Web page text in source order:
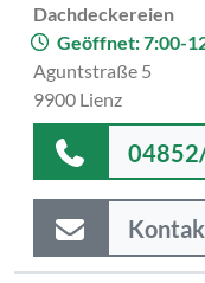
Dachdeckereien
Geöffnet: 7:00-
Aguntstraße 5
9900 Lienz